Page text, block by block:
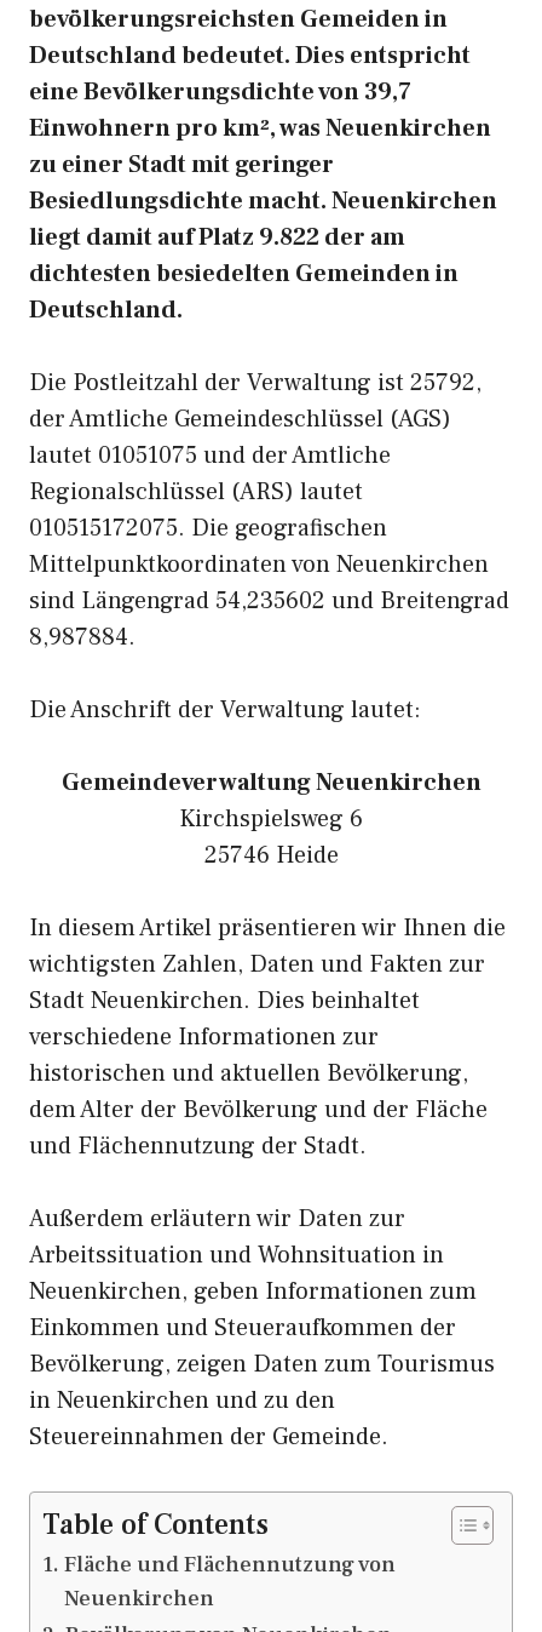
bevölkerungsreichsten Gemeiden in
Deutschland bedeutet. Dies entspricht
eine Bevölkerungsdichte von 39,7
Einwohnern pro km², was Neuenkirchen
zu einer Stadt mit geringer
Besiedlungsdichte macht. Neuenkirchen
liegt damit auf Platz 9.822 der am
dichtesten besiedelten Gemeinden in
Deutschland.
Die Postleitzahl der Verwaltung ist 25792,
der Amtliche Gemeindeschlüssel (AGS)
lautet 01051075 und der Amtliche
Regionalschlüssel (ARS) lautet
010515172075. Die geografischen
Mittelpunktkoordinaten von Neuenkirchen
sind Längengrad 54,235602 und Breitengrad
8,987884.
Die Anschrift der Verwaltung lautet:
Gemeindeverwaltung Neuenkirchen
Kirchspielsweg 6
25746 Heide
In diesem Artikel präsentieren wir Ihnen die
wichtigsten Zahlen, Daten und Fakten zur
Stadt Neuenkirchen. Dies beinhaltet
verschiedene Informationen zur
historischen und aktuellen Bevölkerung,
dem Alter der Bevölkerung und der Fläche
und Flächennutzung der Stadt.
Außerdem erläutern wir Daten zur
Arbeitssituation und Wohnsituation in
Neuenkirchen, geben Informationen zum
Einkommen und Steueraufkommen der
Bevölkerung, zeigen Daten zum Tourismus
in Neuenkirchen und zu den
Steuereinnahmen der Gemeinde.
Table of Contents
Fläche und Flächennutzung von
Neuenkirchen